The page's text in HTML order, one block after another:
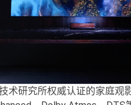
术研究所权威认证的家庭观